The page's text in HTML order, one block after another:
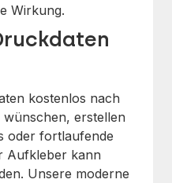
Wirkung.
kostenlos nach
wünschen, erstellen
oder fortlaufende
Aufkleber kann
Unsere moderne